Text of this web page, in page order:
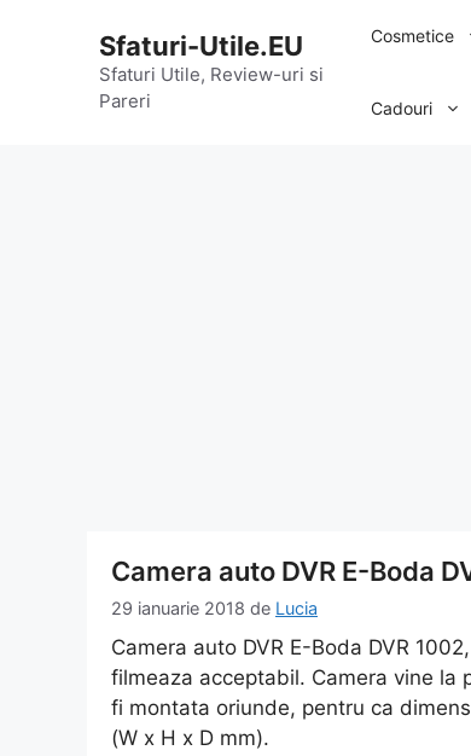
Sfaturi-Utile.EU
Sfaturi Utile, Review-uri si
Pareri
Cosmetice
Cadouri
Camera auto DVR E-Boda
29 ianuarie 2018 de Lucia
Camera auto DVR E-Boda DVR
filmeaza acceptabil. Camera vine la
fi montata oriunde, pentru ca
(W x H x D mm).